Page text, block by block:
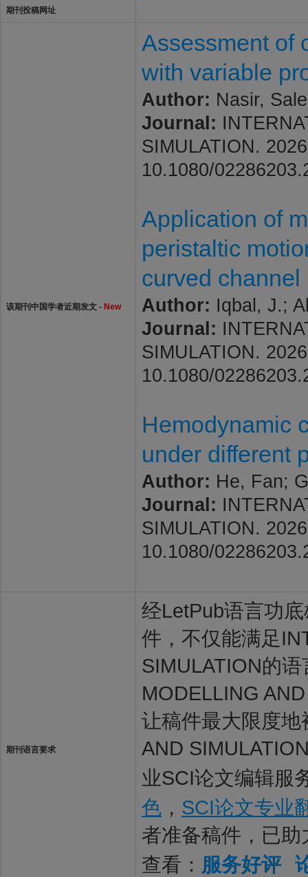
期刊投稿网址
该期刊中国学者近期发文 - New
Assessment of
with variable
Author: Nasir,
Journal:
SIMULATION.
10.1080/
Application of
peristaltic
curved channel
Author: Iqbal, J.;
Journal:
SIMULATION.
10.1080/
Hemodynamic
under different
Author: He, Fan;
Journal:
SIMULATION.
10.1080/
期刊语言要求
经LetPub语言功
件，不仅能满足
SIMULATION的
MODELLING
让稿件最大限度
AND
业SCI论文编辑服
色 ， SCI论文专业
者准备稿件，已
查看： 服务好评